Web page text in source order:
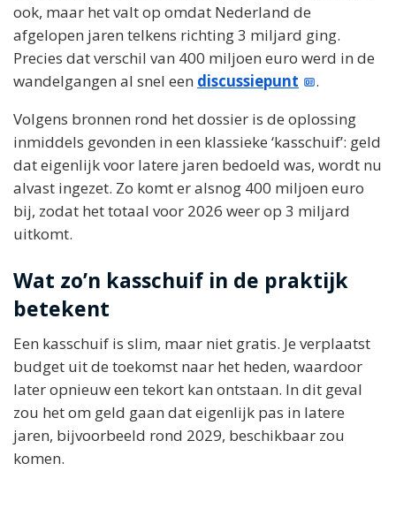
ook, maar het valt op omdat Nederland de
afgelopen jaren telkens richting 3 miljard ging.
Precies dat verschil van 400 miljoen euro werd in de
wandelgangen al snel een discussiepunt
.
Volgens bronnen rond het dossier is de oplossing
inmiddels gevonden in een klassieke ‘kasschuif’: geld
dat eigenlijk voor latere jaren bedoeld was, wordt nu
alvast ingezet. Zo komt er alsnog 400 miljoen euro
bij, zodat het totaal voor 2026 weer op 3 miljard
uitkomt.
Wat zo’n kasschuif in de praktijk
betekent
Een kasschuif is slim, maar niet gratis. Je verplaatst
budget uit de toekomst naar het heden, waardoor
later opnieuw een tekort kan ontstaan. In dit geval
zou het om geld gaan dat eigenlijk pas in latere
jaren, bijvoorbeeld rond 2029, beschikbaar zou
komen.